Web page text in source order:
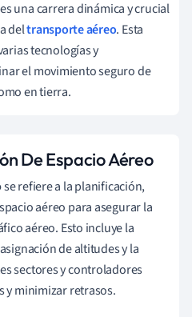
es una carrera dinámica y crucial
deltransporte aéreo. Esta
tecnologías y
el movimiento seguro de
en tierra.
De Espacio Aéreo
se refiere a la planificación,
aéreo para asegurar la
aéreo. Esto incluye la
de altitudes y la
sectores y controladores
y minimizar retrasos.